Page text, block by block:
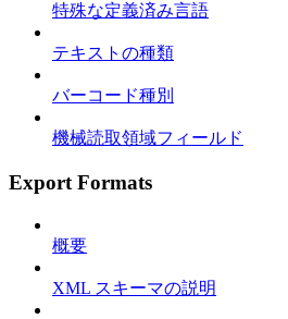
特殊な定義済み言語
テキストの種類
バーコード種別
機械読取領域フィールド
Export Formats
概要
XML スキーマの説明